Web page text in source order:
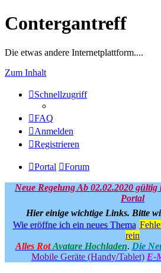
Contergantreff
Die etwas andere Internetplattform....
Zum Inhalt
Schnellzugriff
FAQ
Anmelden
Registrieren
Portal Forum
Neue Regelung Ab 02.02.2020
Portal
Hier einige wichtige Links. Bitte
Wie eröffne ich ein neues Thema
rein
Alles Rot Avatare Hochladen. Die
Mobile Geräte (Handy/Tablet) E-